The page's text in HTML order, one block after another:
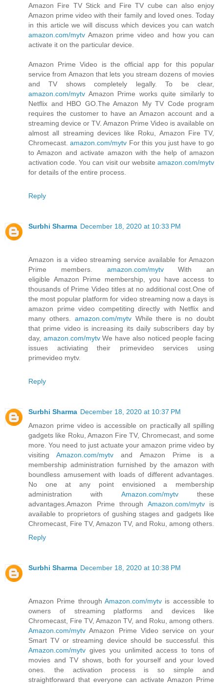
Amazon Fire TV Stick and Fire TV cube can also enjoy
Amazon prime video with their family and loved ones. Today
in this article we will discuss which devices you can watch
amazon.com/mytv Amazon prime video and how you can
activate it on the particular device.
Amazon Prime Video is the official app for this popular
service from Amazon that lets you stream dozens of movies
and TV shows completely legally. To be clear,
amazon.com/mytv Amazon Prime works quite similarly to
Netflix and HBO GO.The Amazon My TV Code program
requires the customer to have an Amazon account and a
streaming device or TV. Amazon Prime Video is available on
almost all streaming devices like Roku, Amazon Fire TV,
Chromecast.amazon.com/mytv For this you just have to go
to Amazon and activate amazon with the help of amazon
activation code. You can visit our website amazon.com/mytv
for details of the entire process.
Reply
Surbhi Sharma December 18, 2020 at 10:33 PM
Amazon is a video streaming service available for Amazon
Prime members. amazon.com/mytvWith an
eligible Amazon Prime membership, you have access to
thousands of Prime Video titles at no additional cost.One of
the most popular platform for video streaming now a days is
amazon prime video competiting directly with Netflix and
many others. amazon.com/mytvWhile there is no doubt
that prime video is increasing its daily subscribers day by
day, amazon.com/mytvWe have also noticed people facing
issues activiating their primevideo services using
primevideo mytv.
Reply
Surbhi Sharma December 18, 2020 at 10:37 PM
Amazon prime video is accessible on practically all spilling
gadgets like Roku, Amazon Fire TV, Chromecast, and some
more. You need to just actuate your amazon prime video by
visitingAmazon.com/mytv and Amazon Prime is a
membership administration furnished by the amazon with
boundless amusement with loads of different advantages.
No one at any point envisioned a membership
administration with Amazon.com/mytvthese
advantages.Amazon Prime through Amazon.com/mytvis
available to proprietors of gushing stages and gadgets like
Chromecast, Fire TV, Amazon TV, and Roku, among others.
Reply
Surbhi Sharma December 18, 2020 at 10:38 PM
Amazon Prime through Amazon.com/mytv is accessible to
owners of streaming platforms and devices like
Chromecast, Fire TV, Amazon TV, and Roku, among others.
Amazon.com/mytv Amazon Prime Video service on your
Smart TV or streaming device should be successful. this
Amazon.com/mytv gives you unlimited access to tons of
movies and TV shows, both for yourself and your loved
ones. the activation process is so simple and
straightforward that everyone can activate Amazon Prime